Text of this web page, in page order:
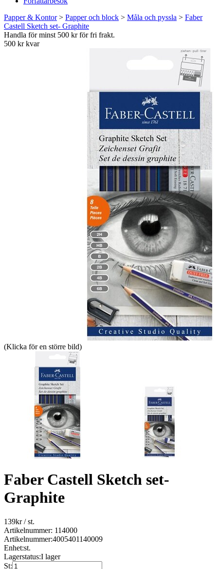
Papper & Kontor> Papper och block > Måla och pyssla > Faber
Castell Sketch set- Graphite
Handla för minst 500 kr för fri frakt.
500 kr kvar
(Klicka för en större bild)
Faber Castell Sketch set-
Graphite
139kr/ st.
Artikelnummer: 114000
Artikelnummer:4005401140009
Enhet:st.
Lagerstatus:I lager
St: